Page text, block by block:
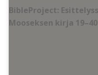
BibleProject:
Mooseksen kirja 19–40